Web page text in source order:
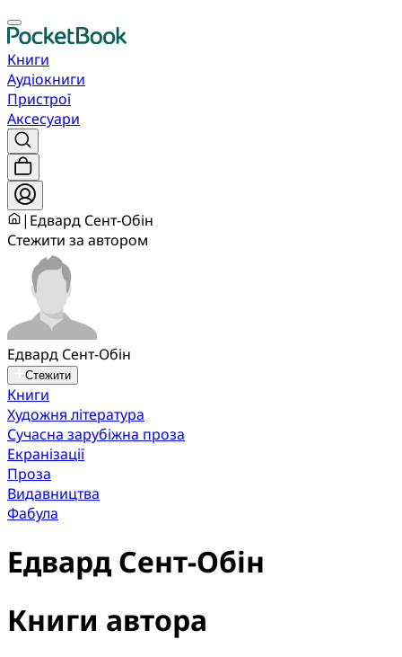
Книги
Аудіокниги
Пристрої
Аксесуари
| Едвард Сент-Обін
Стежити за автором
Едвард Сент-Обін
Стежити
Книги
Художня література
Сучасна зарубіжна проза
Екранізації
Проза
Видавництва
Фабула
Едвард Сент-Обін
Книги автора